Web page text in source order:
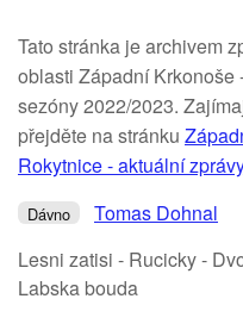
Tato stránka je archivem
oblasti Západní Krkonoše
sezóny 2022/2023.
přejděte na stránku
Rokytnice - aktuální
Dávno Tomas Dohnal
Lesni zatisi - Rucicky -
Labska bouda